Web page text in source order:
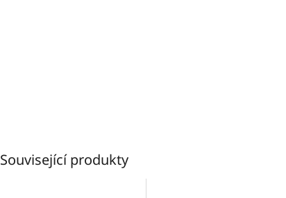
Související produkty